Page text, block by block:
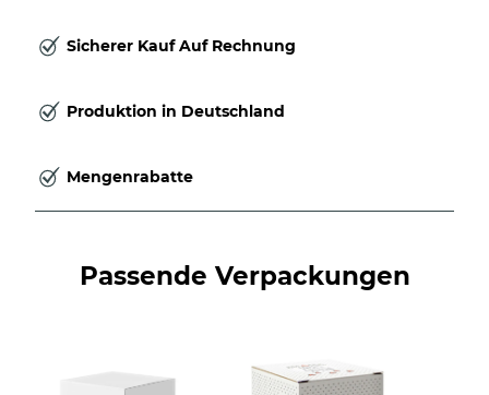
Sicherer Kauf Auf Rechnung
Produktion in Deutschland
Mengenrabatte
Passende Verpackungen